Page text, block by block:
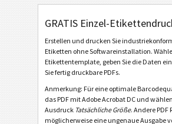
CAT
Caterpillar
GRATIS Einzel-
Erstellen und drucken Sie
Etiketten ohne Softwareinstallation.
Etikettentemplate, geben Sie die Daten
Sie fertig druckbare PDFs.
Anmerkung: Für eine optimale
das PDF mit Adobe Acrobat DC und
Ausdruck Tatsächliche Größe. Andere PDF
möglicherweise eine ungenaue Ausgabe